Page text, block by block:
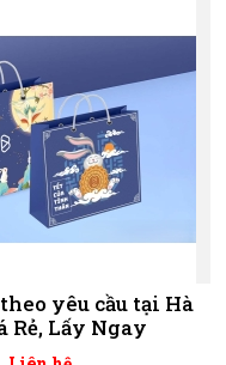
yêu cầu tại Hà
Rẻ, Lấy Ngay